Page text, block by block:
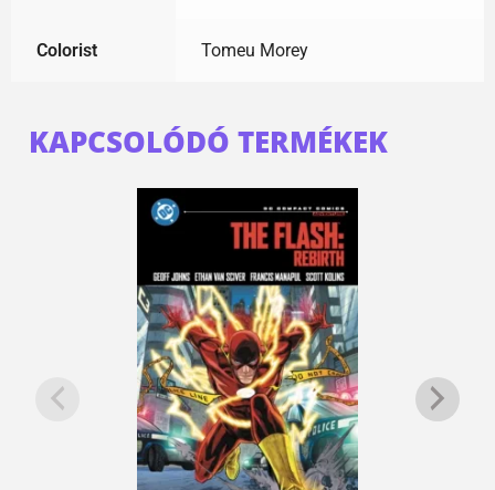
Colorist Tomeu Morey
KAPCSOLÓDÓ TERMÉKEK